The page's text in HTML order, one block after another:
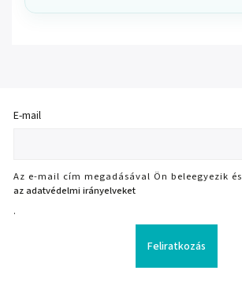
E-mail
Az e-mail cím megadásával Ön beleegyezik és
az adatvédelmi irányelveket
.
Feliratkozás